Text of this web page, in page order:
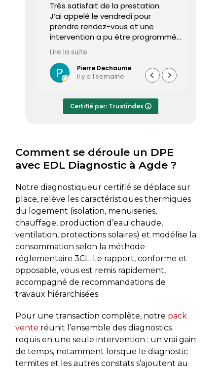
Très satisfait de la prestation.
J’ai appelé le vendredi pour
prendre rendez-vous et une
intervention a pu être programmée
dès le lundi matin.
Le diagnostiqueur est arrivé à
l’heure, a été très professionnel,
efficace et a pris le temps de
Le rapport de diagnostic m’a été
transmis dès le lundi soir, ce qui est
Lire la suite
Pierre Dechaume
il y a 1 semaine
Certifié par: Trustindex
Comment se déroule un DPE
avec EDL Diagnostic à Agde ?
Notre diagnostiqueur certifié se déplace sur
place, relève les caractéristiques thermiques
du logement (isolation, menuiseries,
chauffage, production d’eau chaude,
ventilation, protections solaires) et modélise la
consommation selon la méthode
réglementaire 3CL. Le rapport, conforme et
opposable, vous est remis rapidement,
accompagné de recommandations de
travaux hiérarchisées.
Pour une transaction complète, notre pack
vente réunit l’ensemble des diagnostics
requis en une seule intervention : un vrai gain
de temps, notamment lorsque le diagnostic
termites et les autres constats s’ajoutent au